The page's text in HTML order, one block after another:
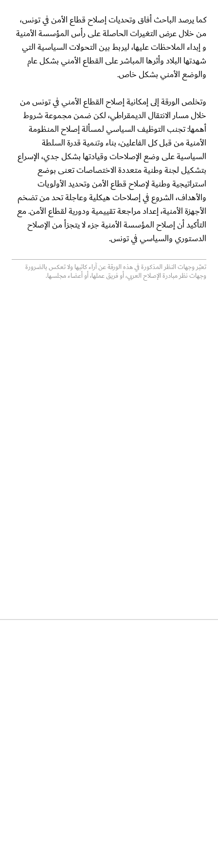
كما يرصد الباحث أفاق وتحديات إصلاح قطاع الأمن في تونس،
من خلال عرض التغيرات الحاصلة على رأس المؤسسة الأمنية
و إبداء الملاحظات عليها، ليربط بين التحولات السياسية التي
شهدتها البلاد وأثرها المباشر على القطاع الأمني بشكل عام
والوضع الأمني بشكل خاص.
وتخلص الورقة إلى إمكانية إصلاح القطاع الأمني في تونس من
خلال مسار الانتقال الديمقراطي، لكن ضمن مجموعة شروط
أهمها: تجنب التوظيف السياسي لمسألة إصلاح المنظومة
الأمنية من قبل كل الفاعلين، بناء وتنمية قدرة السلطة
السياسية على وضع الإصلاحات وقيادتها بشكل جدي، الإسراع
بتشكيل لجنة وطنية متعددة الاختصاصات تعنى بوضع
استراتيجية وطنية لإصلاح قطاع الأمن وتحديد الأولويات
والأهداف، الشروع في إصلاحات هيكلية وعاجلة تحد من تضخم
الأجهزة الأمنية، إعداد مراجعة تقييمية ودورية لقطاع الأمن. مع
التأكيد أن إصلاح المؤسسة الأمنية جزء لا يتجزأ من الإصلاح
الدستوري والسياسي في تونس.
تعبّر وجهات النظر المذكورة في هذه الورقة عن آراء كاتبها ولا تعكس بالضرورة
وجهات نظر مبادرة الإصلاح العربي، أو فريق عملها، أو أعضاء مجلسها.